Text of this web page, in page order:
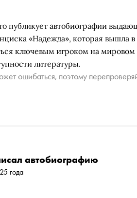
публикует автобиографии
«Надежда», которая вышла в
ключевым игроком на
литературы.
ошибаться, поэтому
автобиографию
года